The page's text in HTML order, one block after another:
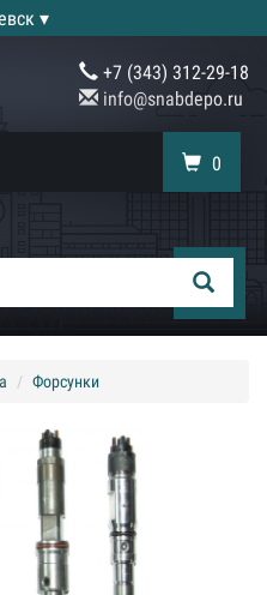
▾
+7 (343) 312-29-18
info@snabdepo.ru
0
Форсунки